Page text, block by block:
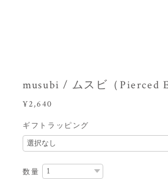
musubi / ムスビ（Pierced
¥2,640
ギフトラッピング
数量